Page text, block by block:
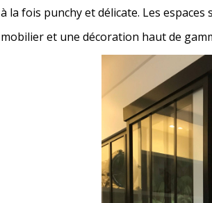
la fois punchy et délicate. Les
et une décoration haut de